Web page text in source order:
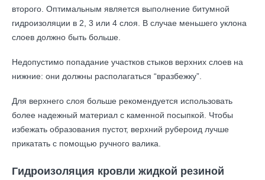
второго. Оптимальным является выполнение битумной
гидроизоляции в 2, 3 или 4 слоя. В случае меньшего уклона
слоев должно быть больше.
Недопустимо попадание участков стыков верхних слоев на
нижние: они должны располагаться “вразбежку”.
Для верхнего слоя больше рекомендуется использовать
более надежный материал с каменной посыпкой. Чтобы
избежать образования пустот, верхний рубероид лучше
прикатать с помощью ручного валика.
Гидроизоляция кровли жидкой резиной